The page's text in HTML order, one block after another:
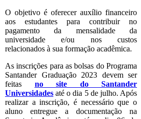
O objetivo é oferecer auxílio financeiro
aos estudantes para contribuir no
pagamento da mensalidade da
universidade e/ou nos custos
relacionados à sua formação acadêmica.
As inscrições para as bolsas do Programa
Santander Graduação 2023 devem ser
feitas
no site do Santander
Universidades até o dia 5 de julho. Após
realizar a inscrição, é necessário que o
aluno entregue a documentação na